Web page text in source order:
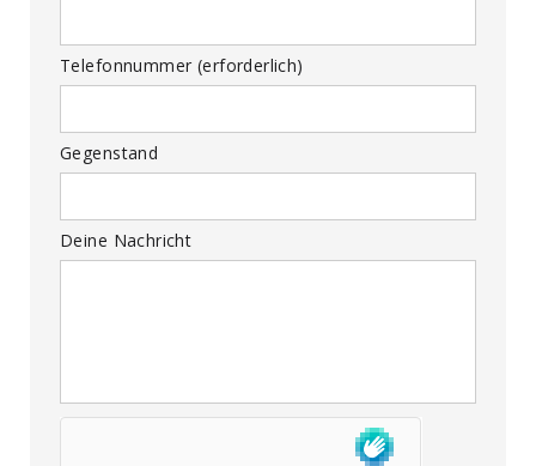
Telefonnummer (erforderlich)
Gegenstand
Deine Nachricht